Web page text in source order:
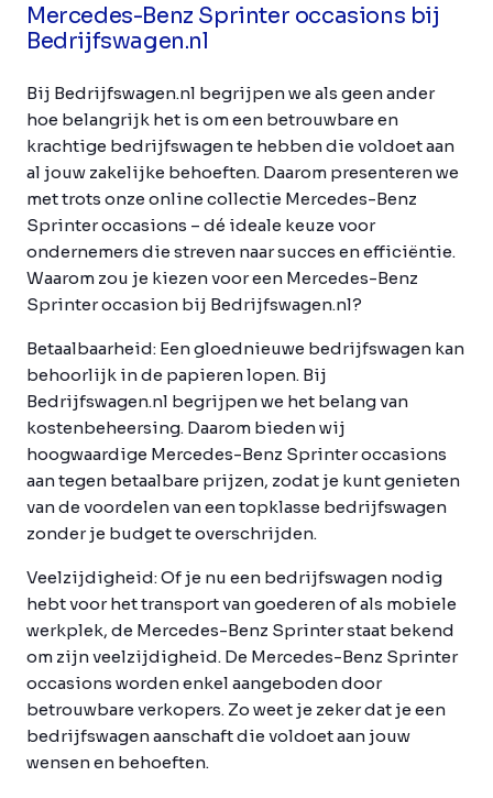
Mercedes-Benz Sprinter occasions bij
Bedrijfswagen.nl
Bij Bedrijfswagen.nl begrijpen we als geen ander
hoe belangrijk het is om een betrouwbare en
krachtige bedrijfswagen te hebben die voldoet aan
al jouw zakelijke behoeften. Daarom presenteren we
met trots onze online collectie Mercedes-Benz
Sprinter occasions – dé ideale keuze voor
ondernemers die streven naar succes en efficiëntie.
Waarom zou je kiezen voor een Mercedes-Benz
Sprinter occasion bij Bedrijfswagen.nl?
Betaalbaarheid: Een gloednieuwe bedrijfswagen kan
behoorlijk in de papieren lopen. Bij
Bedrijfswagen.nl begrijpen we het belang van
kostenbeheersing. Daarom bieden wij
hoogwaardige Mercedes-Benz Sprinter occasions
aan tegen betaalbare prijzen, zodat je kunt genieten
van de voordelen van een topklasse bedrijfswagen
zonder je budget te overschrijden.
Veelzijdigheid:Of je nu een bedrijfswagen nodig
hebt voor het transport van goederen of als mobiele
werkplek, de Mercedes-Benz Sprinter staat bekend
om zijn veelzijdigheid. De Mercedes-Benz Sprinter
occasions worden enkel aangeboden door
betrouwbare verkopers. Zo weet je zeker dat je een
bedrijfswagen aanschaft die voldoet aan jouw
wensen en behoeften.